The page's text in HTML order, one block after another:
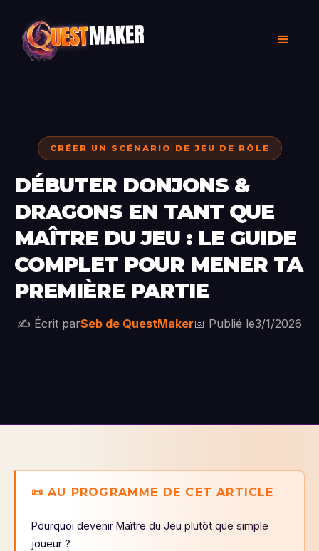
CRÉER UN SCÉNARIO DE JEU DE RÔLE
DÉBUTER DONJONS &
DRAGONS EN TANT QUE
MAÎTRE DU JEU : LE GUIDE
COMPLET POUR MENER TA
PREMIÈRE PARTIE
✍️ Écrit parSeb de QuestMaker📅 Publié le3/1/2026
📜 AU PROGRAMME DE CET ARTICLE
Pourquoi devenir Maître du Jeu plutôt que simple
joueur ?